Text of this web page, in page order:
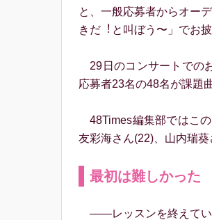
と、一般応募者からオー
きだ︕と叫ぼう〜」でお
29日のコンサートでの
応募者23名の48名が課題
48Times編集部ではこ
友彩海さん(22)、山内瑞
最初は難しかった
――レッスンを終えてい